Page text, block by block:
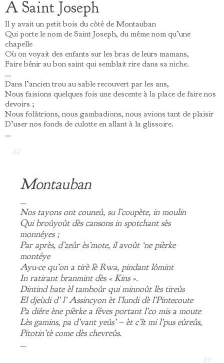
A Saint Joseph
Il y avait un petit bois du côté de Montauban
Qui porte le nom de Saint Joseph, du même nom qu’une
chapelle
Où on voyait des enfants sur les bras de leurs mamans,
Faire bénir au bon saint qui semblait rire dans sa niche.
…
Dans l’ancien trou au sable recouvert par les ans,
Nous faisions quelques fois une descente à la place de faire nos
devoirs ;
Nous folâtrions, nous gambadions, nous avions tant de plaisir
D’user nos fonds de culotte en allant à la glissoire.
…
Montauban
…
Nos tayons ont couneû, su l’coupète, in moulin
Qui broûyoût dès cansons in spotchant sès
monnéyes ;
Par après, d’zeûr ès’mote, il avoût ‘ne pièrke
montéye
Ayu-ce qu’on a tirè lè Rwa, pindant lômint
In ratirant branmint dès « Kins ».
Dintind bate èl tamboûr qui minnoût lès tireûs
El djeùdi d’ l’ Assincyon èt l’lundi dè l’Pintecoute
Pa diére ène pièrke a féves portant l’co mis a moute
Lès gamins, pa d’vant yeûs’ – èt c’ît mi l’pus eûreûs,
Pitotin’tè come dès chevreûs.
…